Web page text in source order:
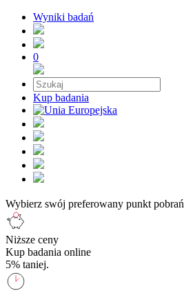
Wyniki badań
0
Kup badania
Wybierz swój preferowany punkt pobrań
Niższe ceny
Kup badania online
5% taniej.